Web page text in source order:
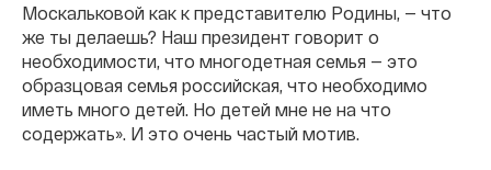
Москальковой как к представителю Родины, — что
же ты делаешь? Наш президент говорит о
необходимости, что многодетная семья — это
образцовая семья российская, что необходимо
иметь много детей. Но детей мне не на что
содержать». И это очень частый мотив.